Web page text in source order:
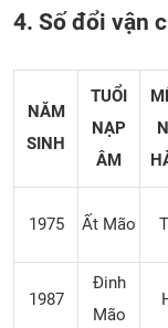
4. Số đổi vận
NĂM
SINH
TUỔI
NẠP
ÂM
1975 Ất Mão
1987
Đinh
Mão